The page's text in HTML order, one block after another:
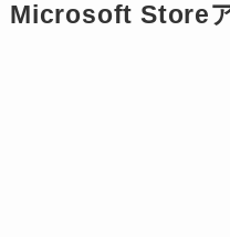
Microsoft Store